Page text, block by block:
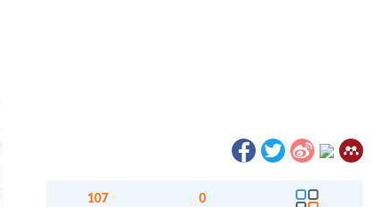
107 0